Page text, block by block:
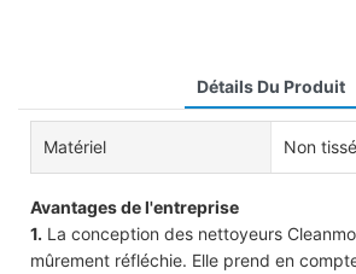
Détails Du Produit
Matériel Non
Avantages de l'entreprise
1. La conception des nettoyeurs
mûrement réfléchie. Elle prend en